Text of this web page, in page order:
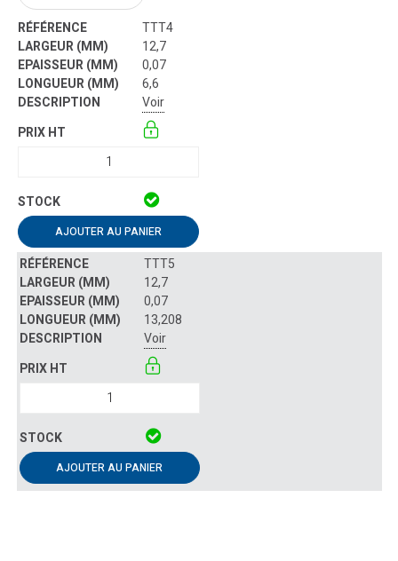
TTT4
12,7
0,07
6,6
Voir
AJOUTER AU PANIER
TTT5
12,7
0,07
13,208
Voir
AJOUTER AU PANIER